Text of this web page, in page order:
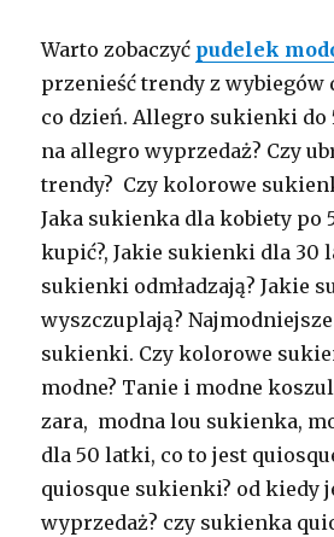
Warto zobaczyć pudelek
przenieść trendy z wybiegów
co dzień. Allegro sukienki do
na allegro wyprzedaż? Czy
trendy? Czy kolorowe
Jaka sukienka dla kobiety po
kupić?, Jakie sukienki dla 30
sukienki odmładzają? Jakie
wyszczuplają?
sukienki. Czy kolorowe
modne? Tanie i modne
zara, modna lou sukienka,
dla 50 latki, co to jest
quiosque sukienki? od kiedy
wyprzedaż? czy sukienka